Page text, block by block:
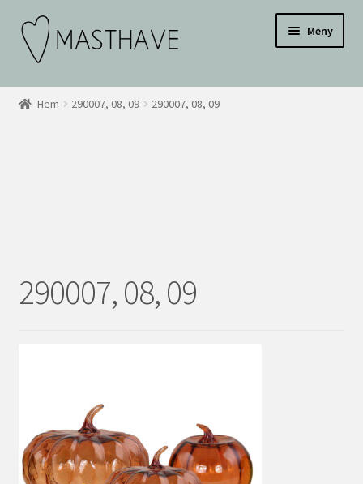
Hoppa
till
navigering
Hoppa
till
innehåll
Meny
WEBBUTIK
ÅF KONTO
Testar
Hem 290007, 08, 09 290007, 08, 09
290007, 08, 09